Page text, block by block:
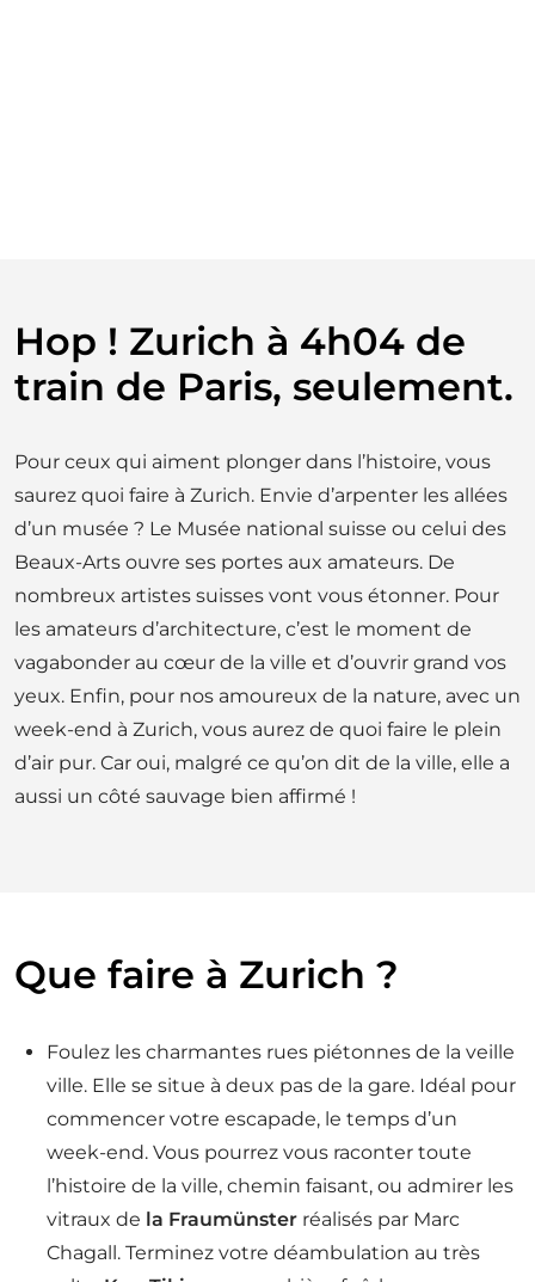
Hop ! Zurich à 4h04 de
train de Paris, seulement.
Pour ceux qui aiment plonger dans l’histoire, vous
saurez quoi faire à Zurich. Envie d’arpenter les allées
d’un musée ? Le Musée national suisse ou celui des
Beaux-Arts ouvre ses portes aux amateurs. De
nombreux artistes suisses vont vous étonner. Pour
les amateurs d’architecture, c’est le moment de
vagabonder au cœur de la ville et d’ouvrir grand vos
yeux. Enfin, pour nos amoureux de la nature, avec un
week-end à Zurich, vous aurez de quoi faire le plein
d’air pur. Car oui, malgré ce qu’on dit de la ville, elle a
aussi un côté sauvage bien affirmé !
Que faire à Zurich ?
Foulez les charmantes rues piétonnes de la veille
ville. Elle se situe à deux pas de la gare. Idéal pour
commencer votre escapade, le temps d’un
week-end. Vous pourrez vous raconter toute
l’histoire de la ville, chemin faisant, ou admirer les
vitraux de la Fraumünster réalisés par Marc
Chagall. Terminez votre déambulation au très